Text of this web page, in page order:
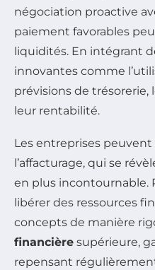
négociation proactive
paiement favorables
liquidités. En intégrant
innovantes comme
prévisions de
leur rentabilité.
Les entreprises
l’affacturage, qui se
en plus incontournable.
libérer des ressources
concepts de manière
financière supérieure,
repensant